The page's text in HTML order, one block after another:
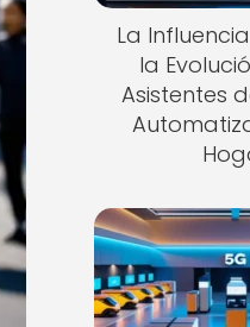
La
la
Asistentes